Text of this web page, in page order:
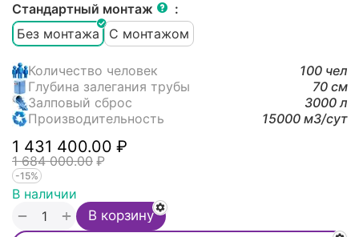
Стандартный монтаж
:
Без монтажа
С монтажом
Количество человек
100 чел
Глубина залегания трубы
70 см
Залповый сброс
3000 л
Производительность
15000 м3/cут
1 431 400.00 ₽
1 684 000.00 ₽
-15%
В наличии
+
− В корзину